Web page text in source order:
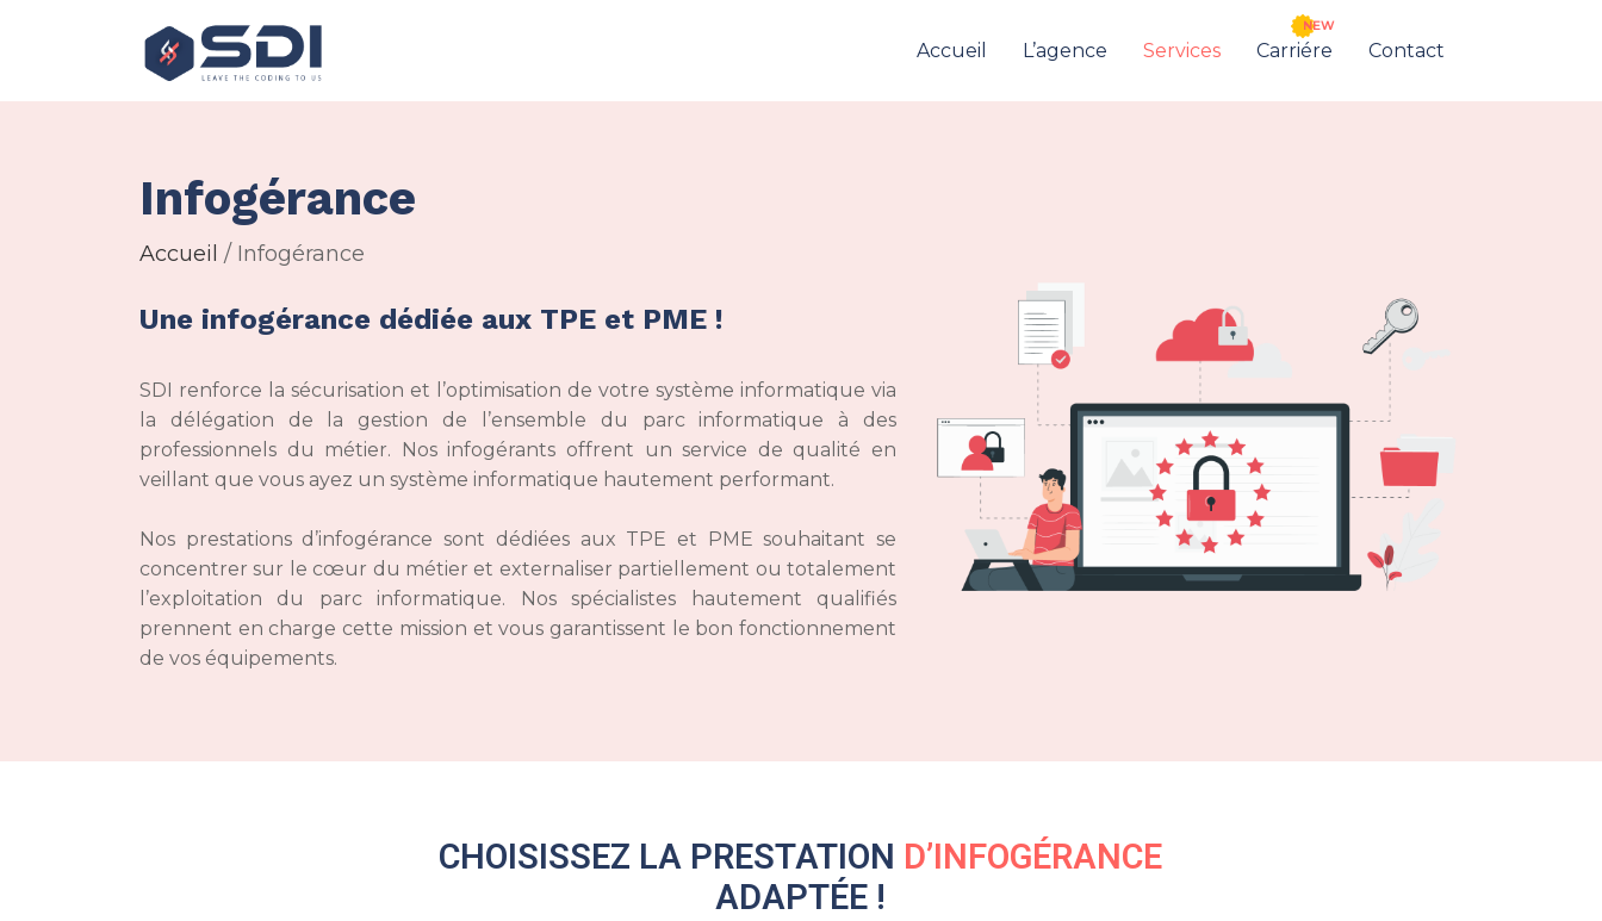
Accueil L’agence Services Carriére
NEW
Contact
Infogérance
Accueil / Infogérance
Une infogérance dédiée aux TPE et PME !
SDI renforce la sécurisation et l’optimisation de votre système informatique via
la délégation de la gestion de l’ensemble du parc informatique à des
professionnels du métier. Nos infogérants offrent un service de qualité en
veillant que vous ayez un système informatique hautement performant.
Nos prestations d’infogérance sont dédiées aux TPE et PME souhaitant se
concentrer sur le cœur du métier et externaliser partiellement ou totalement
l’exploitation du parc informatique. Nos spécialistes hautement qualifiés
prennent en charge cette mission et vous garantissent le bon fonctionnement
de vos équipements.
CHOISISSEZ LA PRESTATION D’INFOGÉRANCE
ADAPTÉE !